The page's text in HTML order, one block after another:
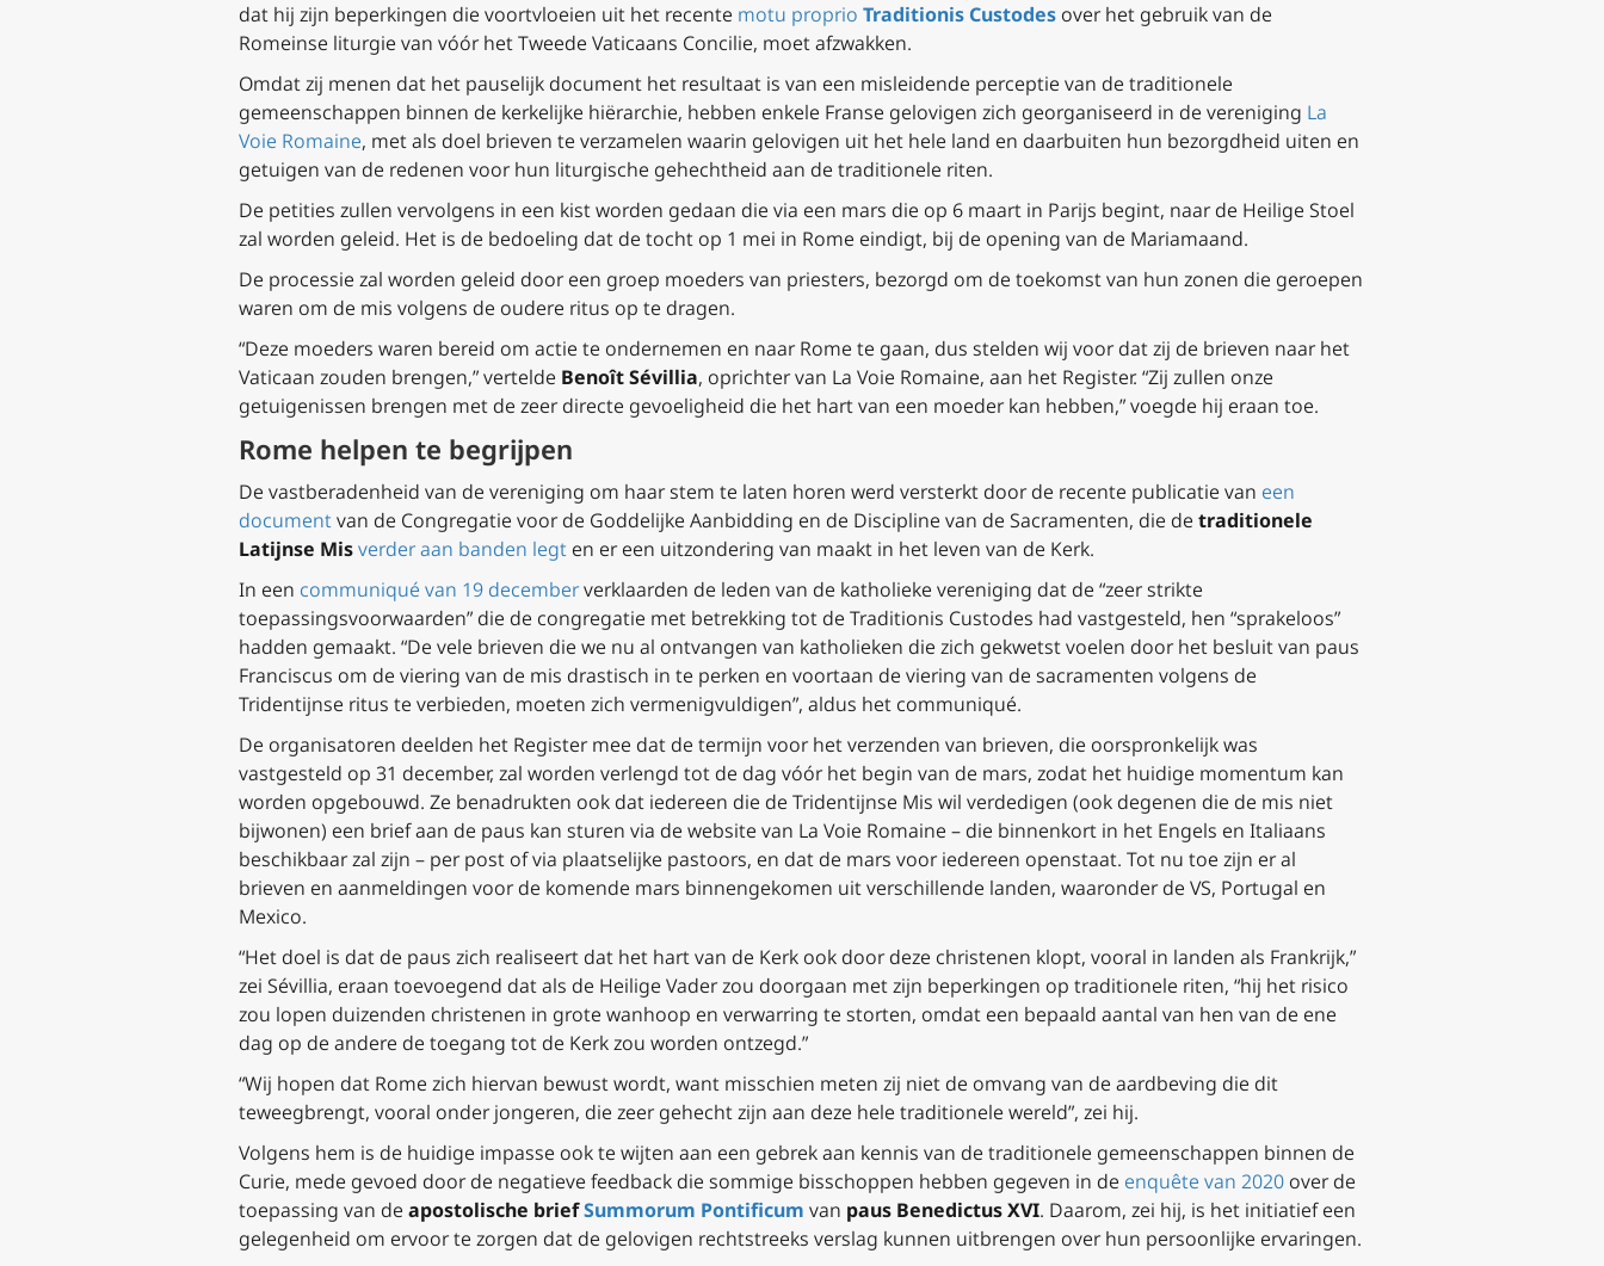
dat hij zijn beperkingen die voortvloeien uit het recente motu proprio Traditionis Custodes over het gebruik van de
Romeinse liturgie van vóór het Tweede Vaticaans Concilie, moet afzwakken.
Omdat zij menen dat het pauselijk document het resultaat is van een misleidende perceptie van de traditionele
gemeenschappen binnen de kerkelijke hiërarchie, hebben enkele Franse gelovigen zich georganiseerd in de vereniging La
Voie Romaine, met als doel brieven te verzamelen waarin gelovigen uit het hele land en daarbuiten hun bezorgdheid uiten en
getuigen van de redenen voor hun liturgische gehechtheid aan de traditionele riten.
De petities zullen vervolgens in een kist worden gedaan die via een mars die op 6 maart in Parijs begint, naar de Heilige Stoel
zal worden geleid. Het is de bedoeling dat de tocht op 1 mei in Rome eindigt, bij de opening van de Mariamaand.
De processie zal worden geleid door een groep moeders van priesters, bezorgd om de toekomst van hun zonen die geroepen
waren om de mis volgens de oudere ritus op te dragen.
“Deze moeders waren bereid om actie te ondernemen en naar Rome te gaan, dus stelden wij voor dat zij de brieven naar het
Vaticaan zouden brengen,” vertelde Benoît Sévillia, oprichter van La Voie Romaine, aan het Register. “Zij zullen onze
getuigenissen brengen met de zeer directe gevoeligheid die het hart van een moeder kan hebben,” voegde hij eraan toe.
Rome helpen te begrijpen
De vastberadenheid van de vereniging om haar stem te laten horen werd versterkt door de recente publicatie van een
documentvan de Congregatie voor de Goddelijke Aanbidding en de Discipline van de Sacramenten, die de traditionele
Latijnse Misverder aan banden legt en er een uitzondering van maakt in het leven van de Kerk.
In een communiqué van 19 decemberverklaarden de leden van de katholieke vereniging dat de “zeer strikte
toepassingsvoorwaarden” die de congregatie met betrekking tot de Traditionis Custodes had vastgesteld, hen “sprakeloos”
hadden gemaakt. “De vele brieven die we nu al ontvangen van katholieken die zich gekwetst voelen door het besluit van paus
Franciscus om de viering van de mis drastisch in te perken en voortaan de viering van de sacramenten volgens de
Tridentijnse ritus te verbieden, moeten zich vermenigvuldigen”, aldus het communiqué.
De organisatoren deelden het Register mee dat de termijn voor het verzenden van brieven, die oorspronkelijk was
vastgesteld op 31 december, zal worden verlengd tot de dag vóór het begin van de mars, zodat het huidige momentum kan
worden opgebouwd. Ze benadrukten ook dat iedereen die de Tridentijnse Mis wil verdedigen (ook degenen die de mis niet
bijwonen) een brief aan de paus kan sturen via de website van La Voie Romaine – die binnenkort in het Engels en Italiaans
beschikbaar zal zijn – per post of via plaatselijke pastoors, en dat de mars voor iedereen openstaat. Tot nu toe zijn er al
brieven en aanmeldingen voor de komende mars binnengekomen uit verschillende landen, waaronder de VS, Portugal en
Mexico.
“Het doel is dat de paus zich realiseert dat het hart van de Kerk ook door deze christenen klopt, vooral in landen als Frankrijk,”
zei Sévillia, eraan toevoegend dat als de Heilige Vader zou doorgaan met zijn beperkingen op traditionele riten, “hij het risico
zou lopen duizenden christenen in grote wanhoop en verwarring te storten, omdat een bepaald aantal van hen van de ene
dag op de andere de toegang tot de Kerk zou worden ontzegd.”
“Wij hopen dat Rome zich hiervan bewust wordt, want misschien meten zij niet de omvang van de aardbeving die dit
teweegbrengt, vooral onder jongeren, die zeer gehecht zijn aan deze hele traditionele wereld”, zei hij.
Volgens hem is de huidige impasse ook te wijten aan een gebrek aan kennis van de traditionele gemeenschappen binnen de
Curie, mede gevoed door de negatieve feedback die sommige bisschoppen hebben gegeven in de enquête van 2020 over de
toepassing van de apostolische briefSummorum Pontificum van paus Benedictus XVI. Daarom, zei hij, is het initiatief een
gelegenheid om ervoor te zorgen dat de gelovigen rechtstreeks verslag kunnen uitbrengen over hun persoonlijke ervaringen.